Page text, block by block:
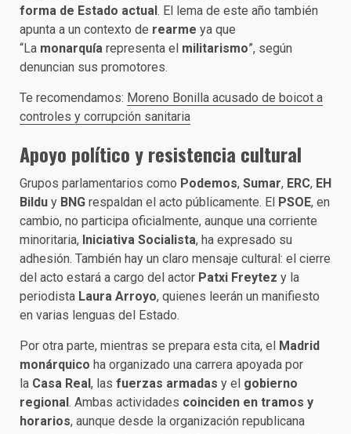
forma de Estado actual. El lema de este año también
apunta a un contexto de rearme ya que
“La monarquía representa el militarismo”, según
denuncian sus promotores.
Te recomendamos: Moreno Bonilla acusado de boicot a
controles y corrupción sanitaria
Apoyo político y resistencia cultural
Grupos parlamentarios como Podemos, Sumar, ERC, EH
Bildu y BNG respaldan el acto públicamente. El PSOE, en
cambio, no participa oficialmente, aunque una corriente
minoritaria, Iniciativa Socialista, ha expresado su
adhesión. También hay un claro mensaje cultural: el cierre
del acto estará a cargo del actor Patxi Freytez y la
periodista Laura Arroyo, quienes leerán un manifiesto
en varias lenguas del Estado.
Por otra parte, mientras se prepara esta cita, el Madrid
monárquico ha organizado una carrera apoyada por
la Casa Real, las fuerzas armadas y el gobierno
regional. Ambas actividades coinciden en tramos y
horarios, aunque desde la organización republicana